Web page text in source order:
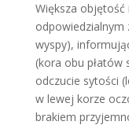
Większa
odpowiedzialnym
wyspy),
(kora obu płatów
odczucie sytości
w lewej korze
brakiem